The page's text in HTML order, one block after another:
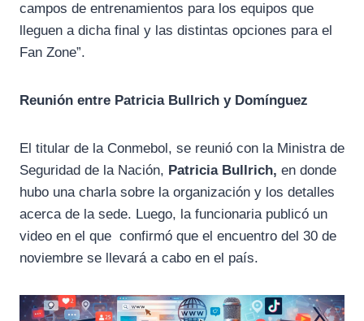
campos de entrenamientos para los equipos que
lleguen a dicha final y las distintas opciones para el
Fan Zone”.
Reunión entre Patricia Bullrich y Domínguez
El titular de la Conmebol, se reunió con la Ministra de
Seguridad de la Nación, Patricia Bullrich, en donde
hubo una charla sobre la organización y los detalles
acerca de la sede. Luego, la funcionaria publicó un
video en el que confirmó que el encuentro del 30 de
noviembre se llevará a cabo en el país.